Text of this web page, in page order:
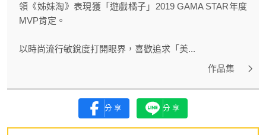
領《姊妹淘》表現獲「遊戲橘子」2019 GAMA STAR年度
MVP肯定。
以時尚流行敏銳度打開眼界，喜歡追求「美...
作品集
分享 分享